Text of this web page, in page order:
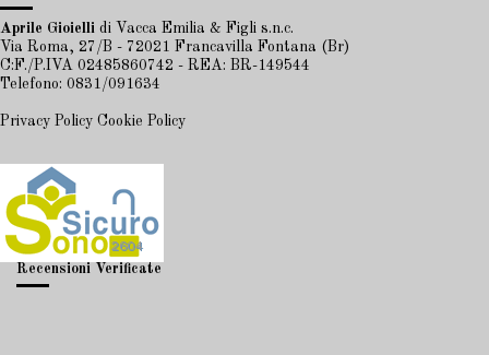
Aprile Gioielli di Vacca Emilia & Figli s.n.c.
Via Roma, 27/B - 72021 Francavilla Fontana (Br)
C:F./P.IVA 02485860742 - REA: BR-149544
Telefono: 0831/091634
Privacy Policy Cookie Policy
Recensioni Verificate